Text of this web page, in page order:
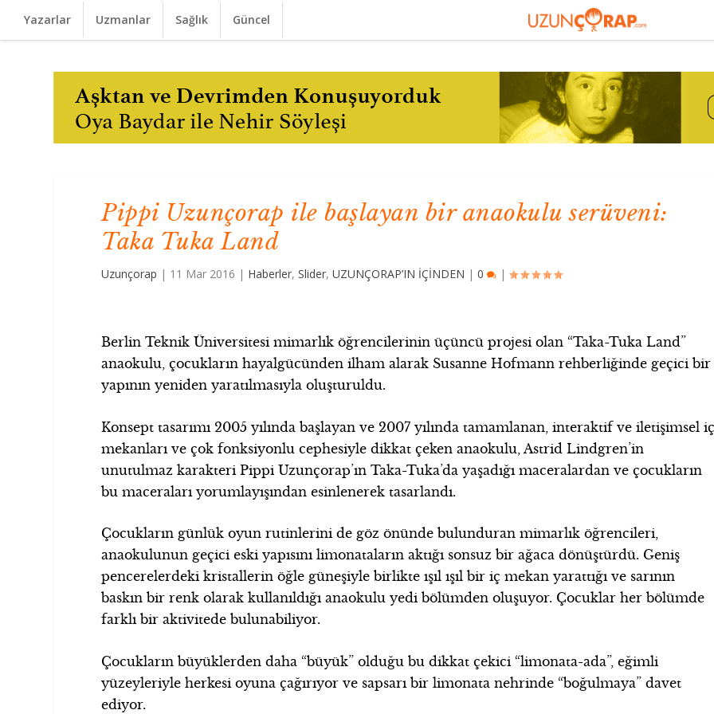
Yazarlar Uzmanlar Sağlık Güncel
Pippi Uzunçorap ile başlayan bir anaokulu serüveni:
Taka Tuka Land
Uzunçorap | 11 Mar 2016 | Haberler,Slider,UZUNÇORAP’IN İÇİNDEN |0 |
Berlin Teknik Üniversitesi mimarlık öğrencilerinin üçüncü projesi olan “Taka-Tuka Land”
anaokulu, çocukların hayalgücünden ilham alarak Susanne Hofmann rehberliğinde geçici bir
yapının yeniden yaratılmasıyla oluşturuldu.
Konsept tasarımı 2005 yılında başlayan ve 2007 yılında tamamlanan, interaktif ve iletişimsel
mekanları ve çok fonksiyonlu cephesiyle dikkat çeken anaokulu, Astrid Lindgren’in
unutulmaz karakteri Pippi Uzunçorap’ın Taka-Tuka’da yaşadığı maceralardan ve çocukların
bu maceraları yorumlayışından esinlenerek tasarlandı.
Çocukların günlük oyun rutinlerini de göz önünde bulunduran mimarlık öğrencileri,
anaokulunun geçici eski yapısını limonataların aktığı sonsuz bir ağaca dönüştürdü. Geniş
pencerelerdeki kristallerin öğle güneşiyle birlikte ışıl ışıl bir iç mekan yarattığı ve sarının
baskın bir renk olarak kullanıldığı anaokulu yedi bölümden oluşuyor. Çocuklar her bölümde
farklı bir aktivitede bulunabiliyor.
Çocukların büyüklerden daha “büyük” olduğu bu dikkat çekici “limonata-ada”, eğimli
yüzeyleriyle herkesi oyuna çağırıyor ve sapsarı bir limonata nehrinde “boğulmaya” davet
ediyor.